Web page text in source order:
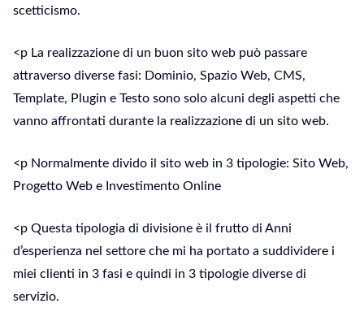
scetticismo.
<p La realizzazione di un buon sito web può passare
attraverso diverse fasi: Dominio, Spazio Web, CMS,
Template, Plugin e Testo sono solo alcuni degli aspetti che
vanno affrontati durante la realizzazione di un sito web.
<p Normalmente divido il sito web in 3 tipologie: Sito Web,
Progetto Web e Investimento Online
<p Questa tipologia di divisione è il frutto di Anni
d’esperienza nel settore che mi ha portato a suddividere i
miei clienti in 3 fasi e quindi in 3 tipologie diverse di
servizio.